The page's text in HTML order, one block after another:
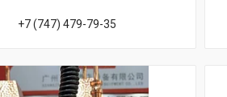
+7 (747) 479-79-35